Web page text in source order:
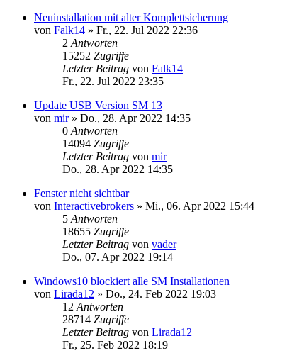
Neuinstallation mit alter Komplettsicherung
von Falk14 » Fr., 22. Jul 2022 22:36
2 Antworten
15252 Zugriffe
Letzter Beitrag von Falk14
Fr., 22. Jul 2022 23:35
Update USB Version SM 13
von mir» Do., 28. Apr 2022 14:35
0 Antworten
14094 Zugriffe
Letzter Beitrag von mir
Do., 28. Apr 2022 14:35
Fenster nicht sichtbar
von Interactivebrokers » Mi., 06. Apr 2022 15:44
5 Antworten
18655 Zugriffe
Letzter Beitrag von vader
Do., 07. Apr 2022 19:14
Windows10 blockiert alle SM Installationen
von Lirada12 » Do., 24. Feb 2022 19:03
12 Antworten
28714 Zugriffe
Letzter Beitrag von Lirada12
Fr., 25. Feb 2022 18:19